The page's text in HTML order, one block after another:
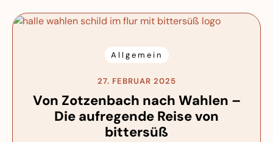
Allgemein
27. FEBRUAR 2025
Von Zotzenbach nach Wahlen –
Die aufregende Reise von
bittersüß